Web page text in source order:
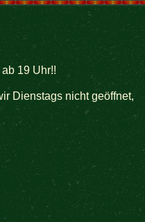
19 Uhr!!
Dienstags nicht geöffnet,